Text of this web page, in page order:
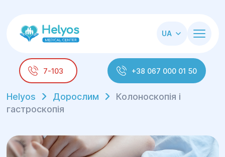
UA
7-103 +38 067 000 01 50
Helyos Дорослим
Колоноскопія і
гастроскопія